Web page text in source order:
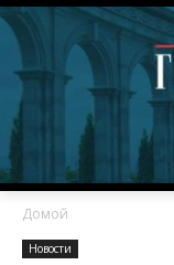
Домой
Новости